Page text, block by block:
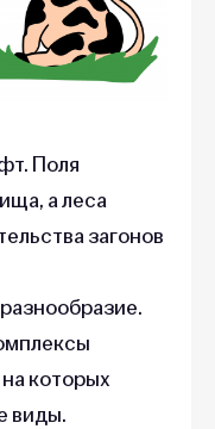
Поля
а леса
загонов
которых
виды.